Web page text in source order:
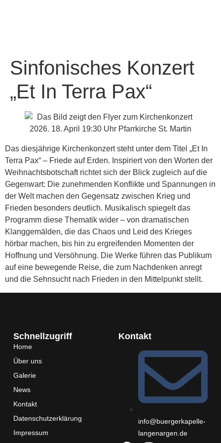
Sinfonisches Konzert
„Et In Terra Pax“
Das diesjährige Kirchenkonzert steht unter dem Titel „Et In
Terra Pax“ – Friede auf Erden. Inspiriert von den Worten der
Weihnachtsbotschaft richtet sich der Blick zugleich auf die
Gegenwart: Die zunehmenden Konflikte und Spannungen in
der Welt machen den Gegensatz zwischen Krieg und
Frieden besonders deutlich. Musikalisch spiegelt das
Programm diese Thematik wider – von dramatischen
Klanggemälden, die das Chaos und Leid des Krieges
hörbar machen, bis hin zu ergreifenden Momenten der
Hoffnung und Versöhnung. Die Werke führen das Publikum
auf eine bewegende Reise, die zum Nachdenken anregt
und die Sehnsucht nach Frieden in den Mittelpunkt stellt.
Schnellzugriff
Home
Über uns
Galerie
News
Kontakt
Datenschutzerklärung
Impressum
Kontakt
info@buergerkapelle-
langenargen.de